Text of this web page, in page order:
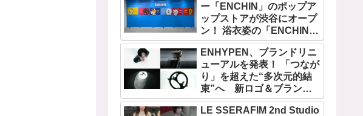
ー「ENCHIN」のポップア
ップストアが渋谷にオープ
ン！ 浴衣姿の「ENCHIN」
が登場
ENHYPEN、ブランドリニ
ューアルを発表！ 「つなが
り」を超えた“多次元的結
束”へ 新ロゴ＆ブランド
フィルム公開
LE SSERAFIM 2nd Studio